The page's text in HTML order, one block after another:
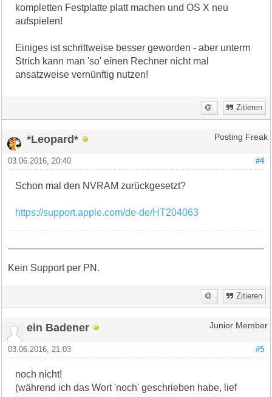
kompletten Festplatte platt machen und OS X neu
aufspielen!
Einiges ist schrittweise besser geworden - aber unterm
Strich kann man 'so' einen Rechner nicht mal
ansatzweise vernünftig nutzen!
Zitieren
*Leopard* Posting Freak
#4
03.06.2016, 20:40
Schon mal den NVRAM zurückgesetzt?
https://support.apple.com/de-de/HT204063
Kein Support per PN.
Zitieren
ein Badener Junior Member
#5
03.06.2016, 21:03
noch nicht!
(während ich das Wort 'noch' geschrieben habe, lief